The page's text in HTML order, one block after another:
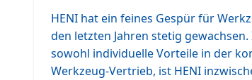
HENI hat ein feines Gespür für
den letzten Jahren stetig
sowohl individuelle Vorteile in der
Werkzeug-Vertrieb, ist HENI